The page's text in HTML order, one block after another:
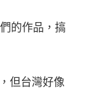
的作品，搞
但台灣好像